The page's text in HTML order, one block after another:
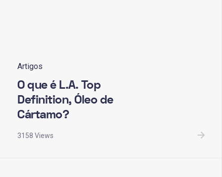
Artigos
O que é L.A. Top
Definition, Óleo de
Cártamo?
3158 Views